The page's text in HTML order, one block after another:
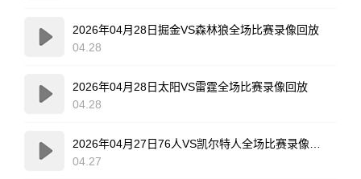
2026年04月28日掘金VS森林狼全场比赛录像回放
04.28
2026年04月28日太阳VS雷霆全场比赛录像回放
04.28
04.27